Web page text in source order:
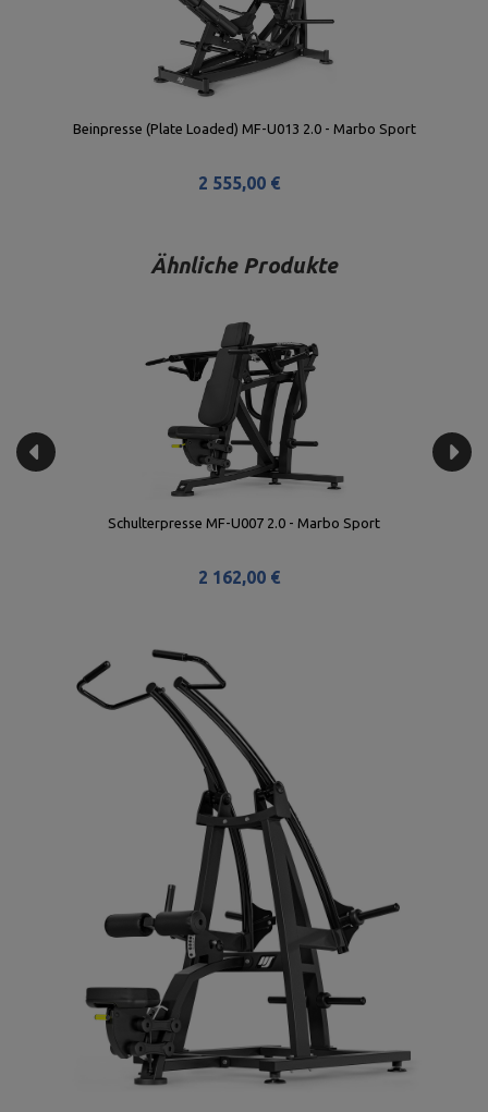
Beinpresse (Plate Loaded) MF-U013 2.0 - Marbo Sport
2 555,00 €
Ähnliche Produkte
Schulterpresse MF-U007 2.0 - Marbo Sport
2 162,00 €